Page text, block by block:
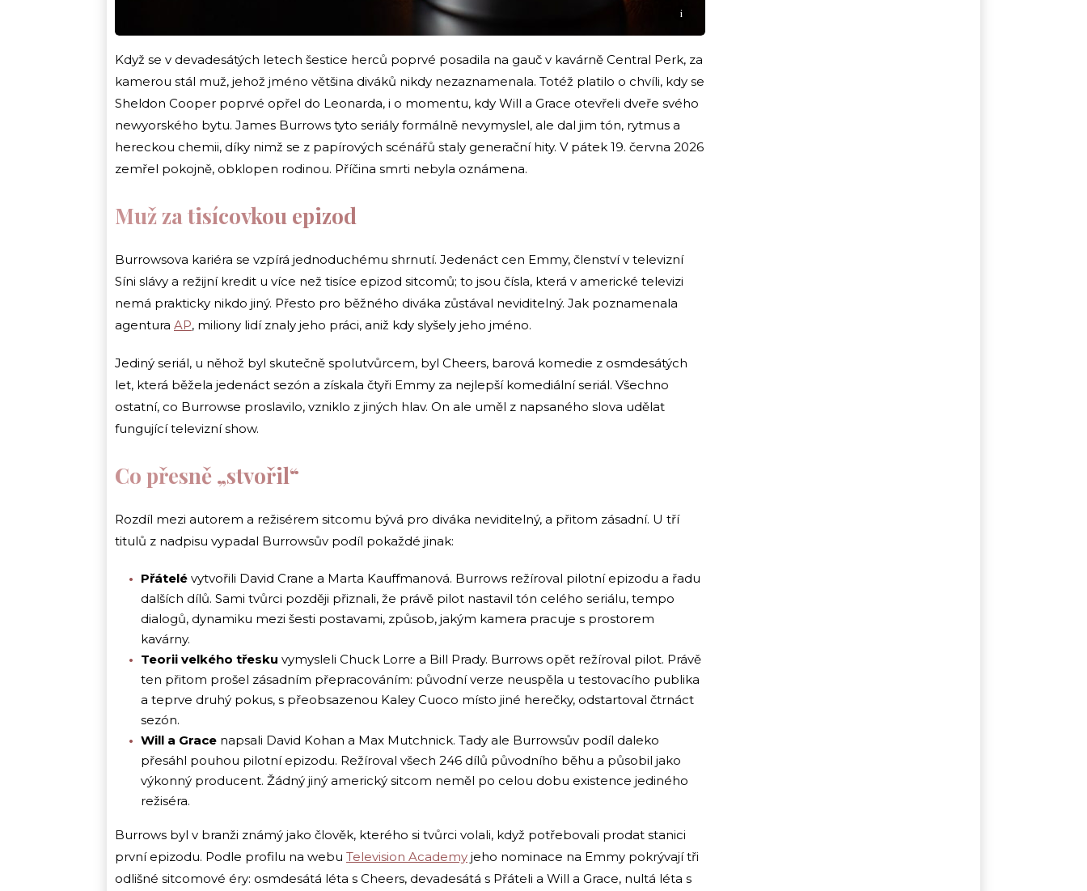
i
Když se v devadesátých letech šestice herců poprvé posadila na gauč v kavárně Central Perk, za
kamerou stál muž, jehož jméno většina diváků nikdy nezaznamenala. Totéž platilo o chvíli, kdy se
Sheldon Cooper poprvé opřel do Leonarda, i o momentu, kdy Will a Grace otevřeli dveře svého
newyorského bytu. James Burrows tyto seriály formálně nevymyslel, ale dal jim tón, rytmus a
hereckou chemii, díky nimž se z papírových scénářů staly generační hity. V pátek 19. června 2026
zemřel pokojně, obklopen rodinou. Příčina smrti nebyla oznámena.
Muž za tisícovkou epizod
Burrowsova kariéra se vzpírá jednoduchému shrnutí. Jedenáct cen Emmy, členství v televizní
Síni slávy a režijní kredit u více než tisíce epizod sitcomů; to jsou čísla, která v americké televizi
nemá prakticky nikdo jiný. Přesto pro běžného diváka zůstával neviditelný. Jak poznamenala
agentura AP, miliony lidí znaly jeho práci, aniž kdy slyšely jeho jméno.
Jediný seriál, u něhož byl skutečně spolutvůrcem, byl Cheers, barová komedie z osmdesátých
let, která běžela jedenáct sezón a získala čtyři Emmy za nejlepší komediální seriál. Všechno
ostatní, co Burrowse proslavilo, vzniklo z jiných hlav. On ale uměl z napsaného slova udělat
fungující televizní show.
Co přesně „stvořil“
Rozdíl mezi autorem a režisérem sitcomu bývá pro diváka neviditelný, a přitom zásadní. U tří
titulů z nadpisu vypadal Burrowsův podíl pokaždé jinak:
Přátelé vytvořili David Crane a Marta Kauffmanová. Burrows režíroval pilotní epizodu a řadu
dalších dílů. Sami tvůrci později přiznali, že právě pilot nastavil tón celého seriálu, tempo
dialogů, dynamiku mezi šesti postavami, způsob, jakým kamera pracuje s prostorem
kavárny.
Teorii velkého třesku vymysleli Chuck Lorre a Bill Prady. Burrows opět režíroval pilot. Právě
ten přitom prošel zásadním přepracováním: původní verze neuspěla u testovacího publika
a teprve druhý pokus, s přeobsazenou Kaley Cuoco místo jiné herečky, odstartoval čtrnáct
sezón.
Will a Grace napsali David Kohan a Max Mutchnick. Tady ale Burrowsův podíl daleko
přesáhl pouhou pilotní epizodu. Režíroval všech 246 dílů původního běhu a působil jako
výkonný producent. Žádný jiný americký sitcom neměl po celou dobu existence jediného
režiséra.
Burrows byl v branži známý jako člověk, kterého si tvůrci volali, když potřebovali prodat stanici
první epizodu. Podle profilu na webu Television Academy jeho nominace na Emmy pokrývají tři
odlišné sitcomové éry: osmdesátá léta s Cheers, devadesátá s Přáteli a Will a Grace, nultá léta s